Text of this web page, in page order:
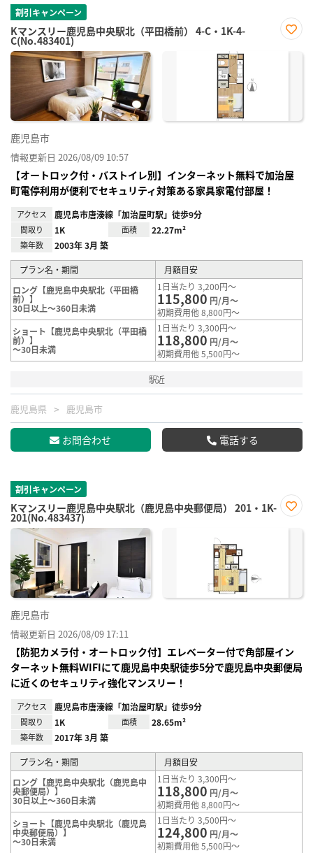
割引キャンペーン
Kマンスリー鹿児島中央駅北（平田橋前） 4-C・1K-4-
C(No.483401)
に入
鹿児島市
情報更新日 2026/08/09 10:57
【オートロック付・バストイレ別】インターネット無料で加治屋
町電停利用が便利でセキュリティ対策ある家具家電付部屋！
アクセス 鹿児島市唐湊線「加治屋町駅」徒歩9分
間取り 1K 面積 22.27m²
築年数 2003年 3月 築
プラン名・期間
月額目安
ロング【鹿児島中央駅北（平田橋
前）】
30日以上～360日未満
1日当たり 3,200円～
115,800 円/月～
初期費用他 8,800円～
ショート【鹿児島中央駅北（平田橋
前）】
～30日未満
1日当たり 3,300円～
118,800 円/月～
初期費用他 5,500円～
駅近
鹿児島県 鹿児島市
お問合わせ 電話する
割引キャンペーン
Kマンスリー鹿児島中央駅北（鹿児島中央郵便局） 201・1K-
201(No.483437)
に入
鹿児島市
情報更新日 2026/08/09 17:11
【防犯カメラ付・オートロック付】エレベーター付で角部屋イン
ターネット無料ＷIFIにて鹿児島中央駅徒歩5分で鹿児島中央郵便局
に近くのセキュリティ強化マンスリー！
アクセス 鹿児島市唐湊線「加治屋町駅」徒歩9分
間取り 1K 面積 28.65m²
築年数 2017年 3月 築
プラン名・期間
月額目安
ロング【鹿児島中央駅北（鹿児島中
央郵便局）】
30日以上～360日未満
1日当たり 3,300円～
118,800 円/月～
初期費用他 8,800円～
ショート【鹿児島中央駅北（鹿児島
中央郵便局）】
～30日未満
1日当たり 3,500円～
124,800 円/月～
初期費用他 5,500円～